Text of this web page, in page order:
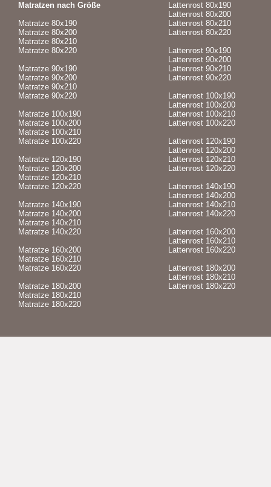
Matratzen nach Größe
Matratze 80x190
Matratze 80x200
Matratze 80x210
Matratze 80x220
Matratze 90x190
Matratze 90x200
Matratze 90x210
Matratze 90x220
Matratze 100x190
Matratze 100x200
Matratze 100x210
Matratze 100x220
Matratze 120x190
Matratze 120x200
Matratze 120x210
Matratze 120x220
Matratze 140x190
Matratze 140x200
Matratze 140x210
Matratze 140x220
Matratze 160x200
Matratze 160x210
Matratze 160x220
Matratze 180x200
Matratze 180x210
Matratze 180x220
Lattenrost 80x190
Lattenrost 80x200
Lattenrost 80x210
Lattenrost 80x220
Lattenrost 90x190
Lattenrost 90x200
Lattenrost 90x210
Lattenrost 90x220
Lattenrost 100x190
Lattenrost 100x200
Lattenrost 100x210
Lattenrost 100x220
Lattenrost 120x190
Lattenrost 120x200
Lattenrost 120x210
Lattenrost 120x220
Lattenrost 140x190
Lattenrost 140x200
Lattenrost 140x210
Lattenrost 140x220
Lattenrost 160x200
Lattenrost 160x210
Lattenrost 160x220
Lattenrost 180x200
Lattenrost 180x210
Lattenrost 180x220